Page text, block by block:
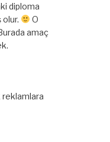
diploma
olur.
O
amaç
reklamlara